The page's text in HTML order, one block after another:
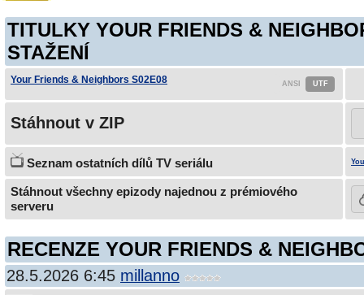
TITULKY YOUR FRIENDS &
STAŽENÍ
Your Friends & Neighbors S02E08
Stáhnout v ZIP
Seznam ostatních dílů TV seriálu
Stáhnout všechny epizody najednou z prémiového
serveru
RECENZE YOUR FRIENDS &
28.5.2026 6:45 millanno